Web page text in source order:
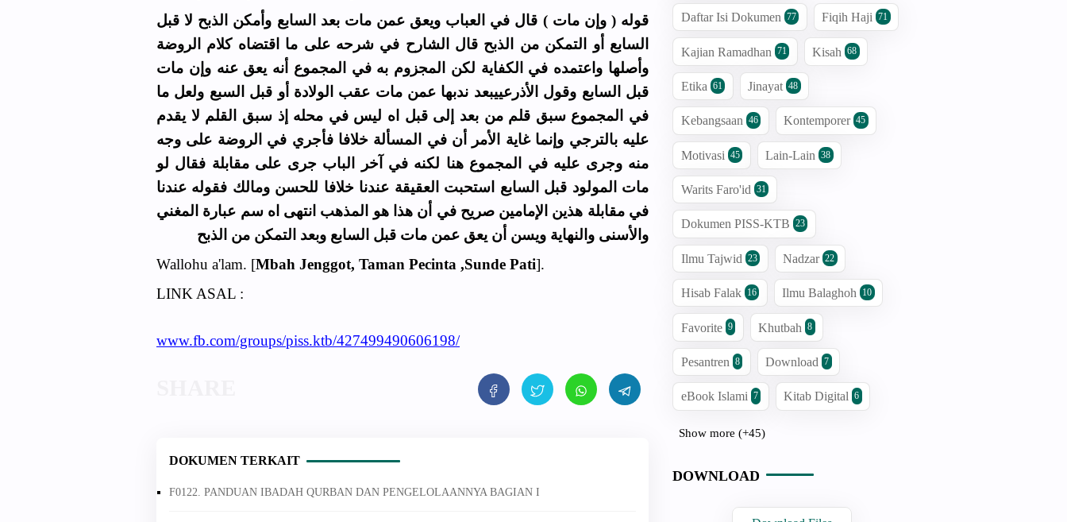
قوله ( وإن مات ) قال في العباب ويعق عمن مات بعد السابع وأمكن الذبح لا قبل
السابع أو التمكن من الذبح قال الشارح في شرحه على ما اقتضاه كلام الروضة
وأصلها واعتمده في الكفاية لكن المجزوم به في المجموع أنه يعق عنه وإن مات
قبل السابع وقول الأذرعييبعد ندبها عمن مات عقب الولادة أو قبل السبع ولعل ما
في المجموع سبق قلم من بعد إلى قبل اه ليس في محله إذ سبق القلم لا يقدم
عليه بالترجي وإنما غاية الأمر أن في المسألة خلافا فأجري في الروضة على وجه
منه وجرى عليه في المجموع هنا لكنه في آخر الباب جرى على مقابلة فقال لو
مات المولود قبل السابع استحبت العقيقة عندنا خلافا للحسن ومالك فقوله عندنا
في مقابلة هذين الإمامين صريح في أن هذا هو المذهب انتهى اه سم عبارة المغني
والأسنى والنهاية ويسن أن يعق عمن مات قبل السابع وبعد التمكن من الذبح
Wallohu a'lam. [Mbah Jenggot, Taman Pecinta ,Sunde Pati].
LINK ASAL :
www.fb.com/groups/piss.ktb/427499490606198/
DOKUMEN TERKAIT
F0122. PANDUAN IBADAH QURBAN DAN PENGELOLAANNYA BAGIAN I
Daftar Isi Dokumen 77 Fiqih Haji 71
Kajian Ramadhan 71 Kisah 68
Etika 61 Jinayat 48
Kebangsaan 46 Kontemporer 45
Motivasi 45 Lain-Lain 38
Warits Faro'id 31
Dokumen PISS-KTB 23
Ilmu Tajwid 23 Nadzar 22
Hisab Falak 16 Ilmu Balaghoh 10
Favorite 9 Khutbah 8
Pesantren 8 Download 7
eBook Islami 7 Kitab Digital 6
Show more (+45)
DOWNLOAD